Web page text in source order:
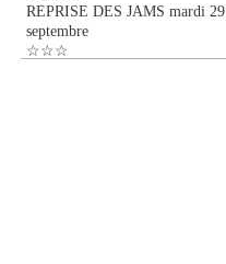
REPRISE DES JAMS mardi 29
septembre
☆☆☆